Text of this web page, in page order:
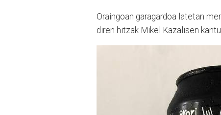
Oraingoan garagardoa latetan
diren hitzak Mikel Kazalisen